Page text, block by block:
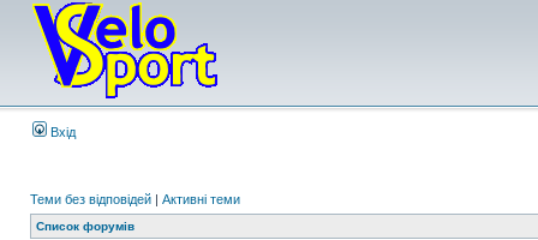
Вхід
Теми без відповідей | Активні теми
Список форумів